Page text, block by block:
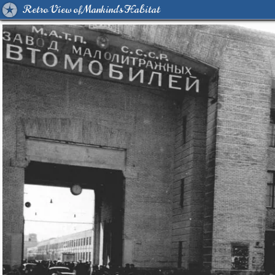
Retro View of Mankind's Habitat